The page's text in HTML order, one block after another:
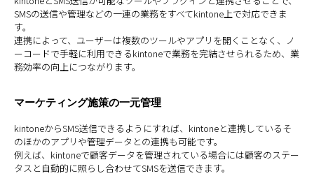
SMSの送信や管理などの一連の業務をすべてkintone上で対応できま
す。
連携によって、ユーザーは複数のツールやアプリを開くことなく、ノ
ーコードで手軽に利用できるkintoneで業務を完結させられるため、業
務効率の向上につながります。
マーケティング施策の一元管理
kintoneからSMS送信できるようにすれば、kintoneと連携しているそ
のほかのアプリや管理データとの連携も可能です。
例えば、kintoneで顧客データを管理されている場合には顧客のステー
タスと自動的に照らし合わせてSMSを送信できます。